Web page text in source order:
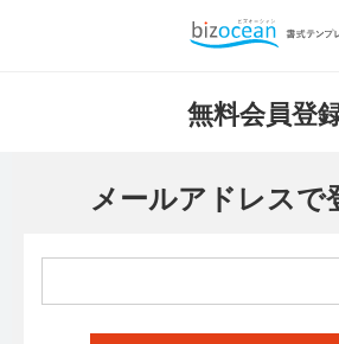
無料会員登
メールアドレスで